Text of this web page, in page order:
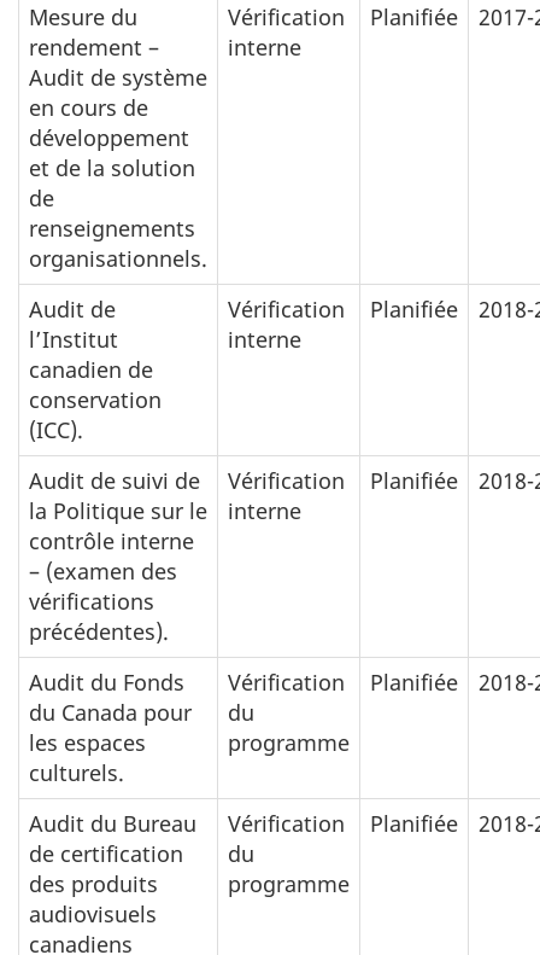
Mesure du
rendement –
Audit de système
en cours de
développement
et de la solution
de
renseignements
organisationnels.
Vérification
interne
Planifiée
Audit de
l’Institut
canadien de
conservation
(ICC).
Vérification
interne
Planifiée
Audit de suivi de
la Politique sur le
contrôle interne
– (examen des
vérifications
précédentes).
Vérification
interne
Planifiée
Audit du Fonds
du Canada pour
les espaces
culturels.
Vérification
du
programme
Planifiée
Audit du Bureau
de certification
des produits
audiovisuels
canadiens
Vérification
du
programme
Planifiée